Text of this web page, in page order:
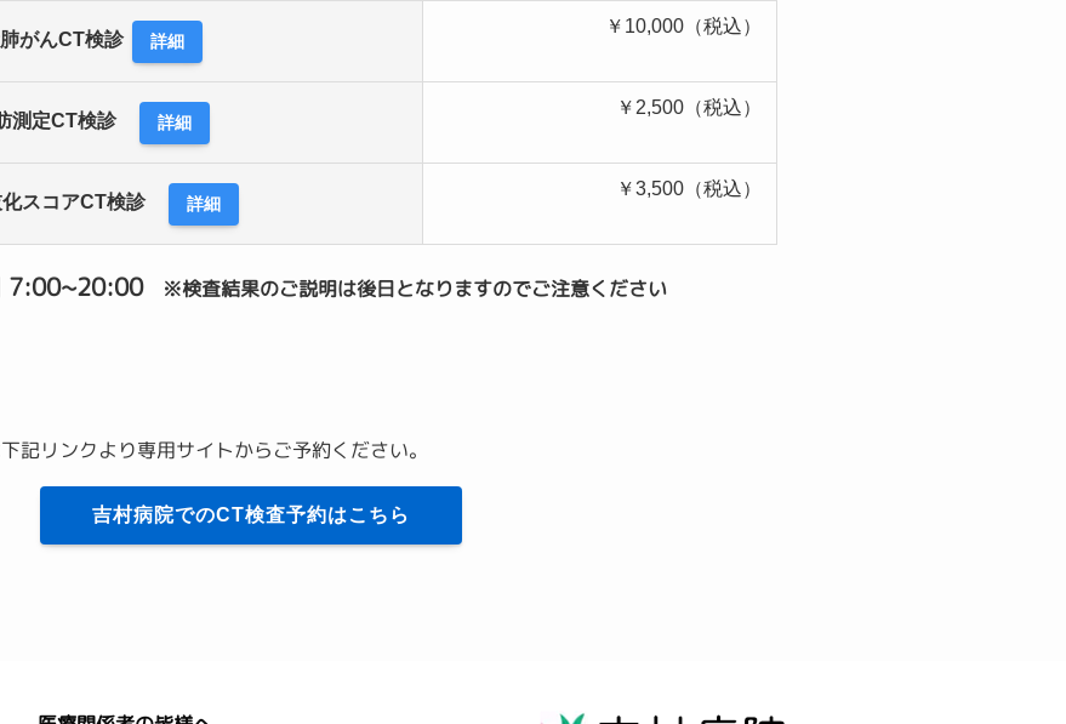
がんCT検診 詳細
￥10,000（税込）
測定CT検診 詳細
￥2,500（税込）
スコアCT検診 詳細
￥3,500（税込）
7:00~20:00※検査結果のご説明は後日となりますのでご注意ください
記リンクより専用サイトからご予約ください。
吉村病院でのCT検査予約はこちら